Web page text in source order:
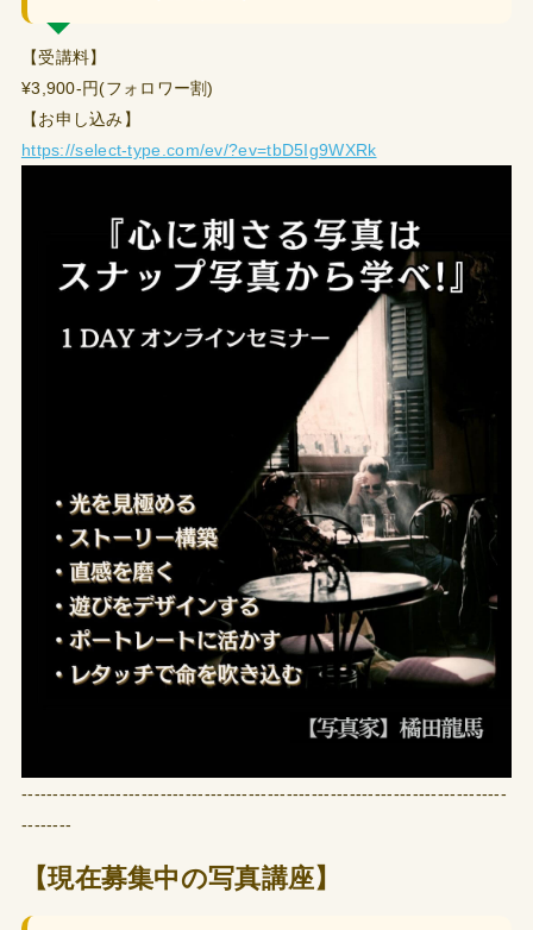
【受講料】
¥3,900-円(フォロワー割)
【お申し込み】
https://select-type.com/ev/?ev=tbD5Ig9WXRk
-----------------------------------------------------------------------------
--------
【現在募集中の写真講座】